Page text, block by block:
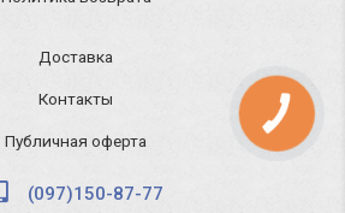
Доставка
Контакты
Публичная оферта
(097)150-87-77
КНОПКА
ЗВ'ЯЗКУ